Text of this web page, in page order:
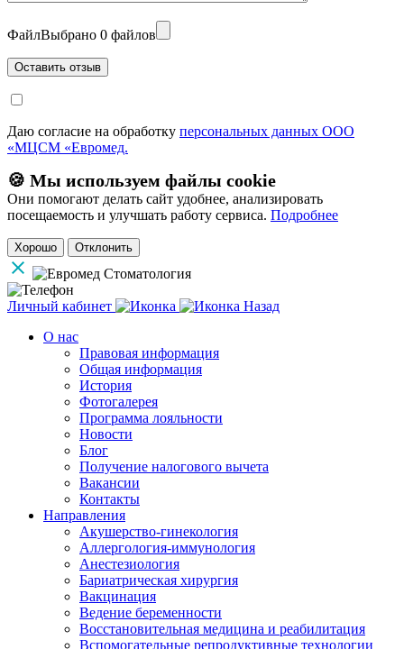
ФайлВыбрано 0 файлов
Даю согласие на обработку персональных данных ООО
«МЦСМ «Евромед.
🍪 Мы используем файлы cookie
Они помогают делать сайт удобнее, анализировать
посещаемость и улучшать работу сервиса. Подробнее
Хорошо Отклонить
Личный кабинет
Назад
О нас
Правовая информация
Общая информация
История
Фотогалерея
Программа лояльности
Новости
Блог
Получение налогового вычета
Вакансии
Контакты
Направления
Акушерство-гинекология
Аллергология-иммунология
Анестезиология
Бариатрическая хирургия
Вакцинация
Ведение беременности
Восстановительная медицина и реабилитация
Вспомогательные репродуктивные технологии